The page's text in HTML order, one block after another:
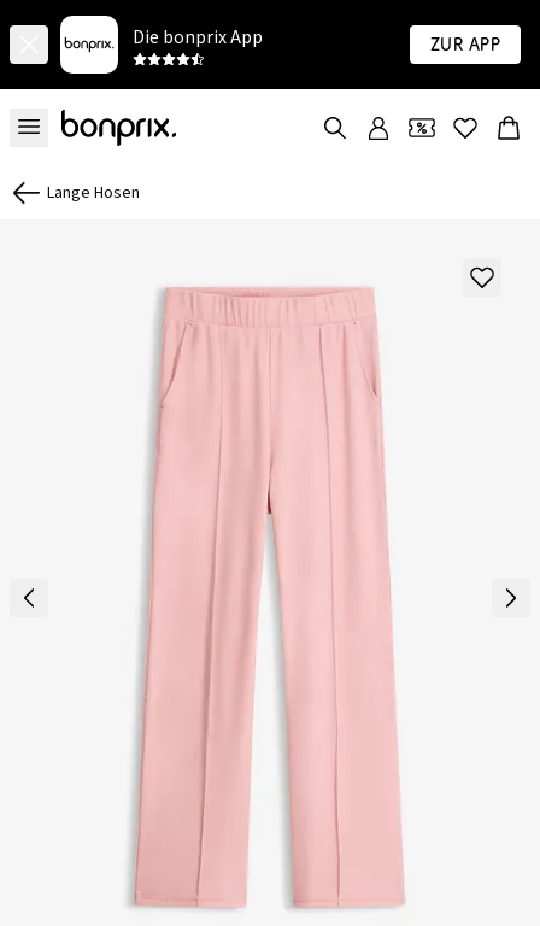
Die bonprix App Zur App
Lange Hosen